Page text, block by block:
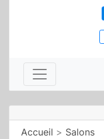
Accueil > Salons